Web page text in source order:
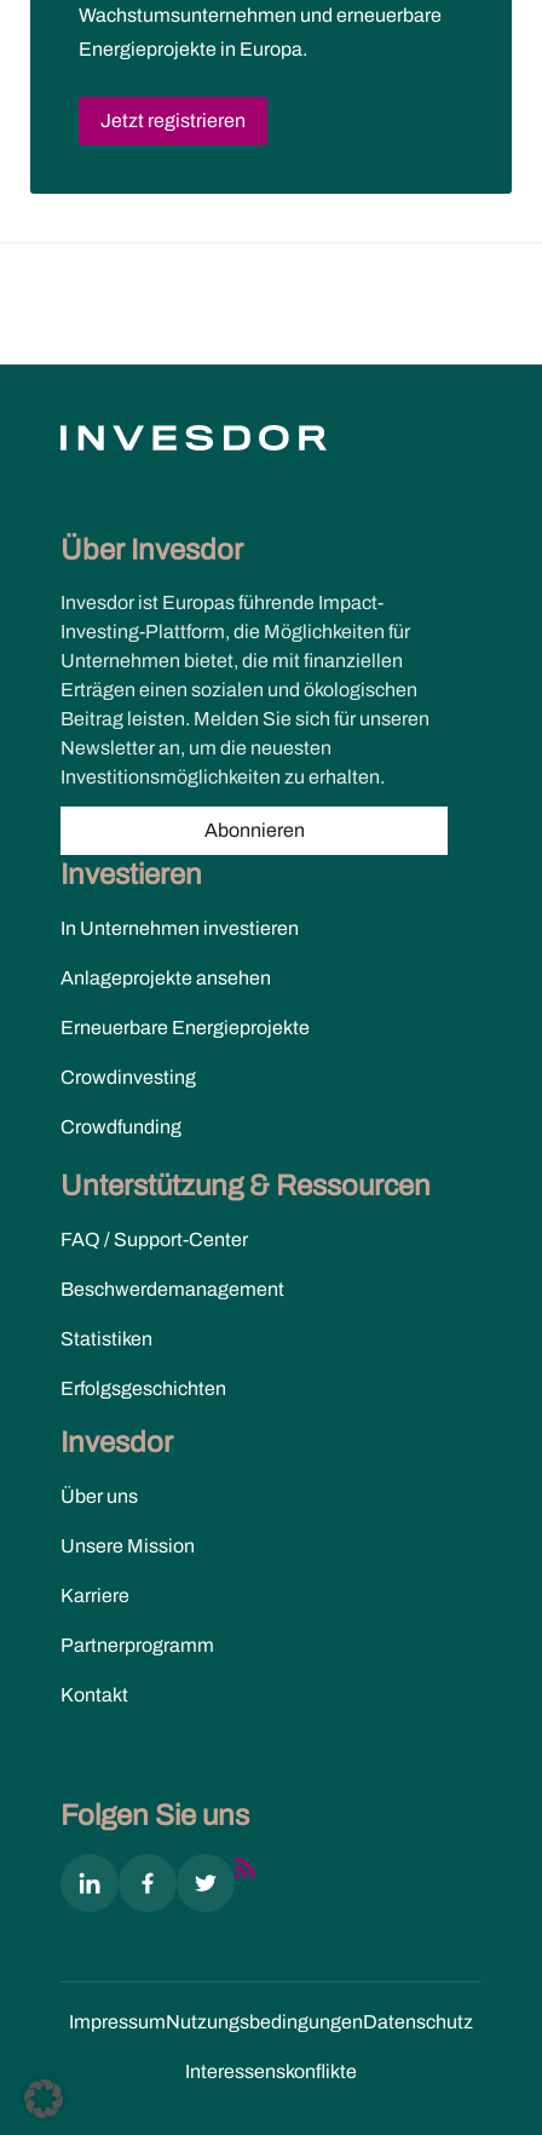
Wachstumsunternehmen und erneuerbare
Energieprojekte in Europa.
Jetzt registrieren
Über Invesdor
Invesdor ist Europas führende Impact-
Investing-Plattform, die Möglichkeiten für
Unternehmen bietet, die mit finanziellen
Erträgen einen sozialen und ökologischen
Beitrag leisten. Melden Sie sich für unseren
Newsletter an, um die neuesten
Investitionsmöglichkeiten zu erhalten.
Abonnieren
Investieren
In Unternehmen investieren
Anlageprojekte ansehen
Erneuerbare Energieprojekte
Crowdinvesting
Crowdfunding
Unterstützung & Ressourcen
FAQ / Support-Center
Beschwerdemanagement
Statistiken
Erfolgsgeschichten
Invesdor
Über uns
Unsere Mission
Karriere
Partnerprogramm
Kontakt
Folgen Sie uns
ImpressumNutzungs­bedingungenDatenschutz
Interessenskonflikte